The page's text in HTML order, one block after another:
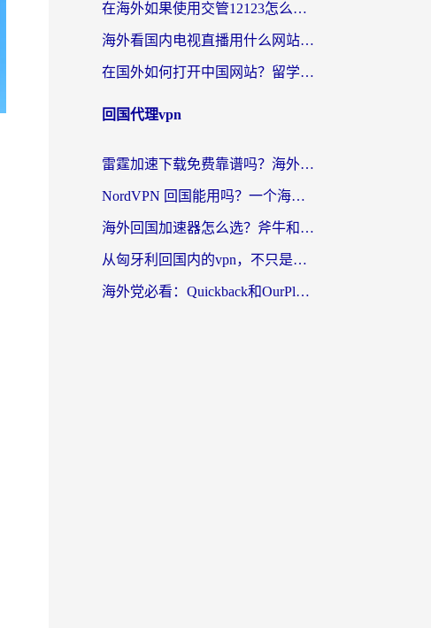
在海外如果使用交管12123怎么处理？留学生亲测有效的回国加速方案
海外看国内电视直播用什么网站比较好？一篇解决你所有追剧难题的实用指南
在国外如何打开中国网站？留学生与海外华人的无缝访问指南
回国代理vpn
雷霆加速下载免费靠谱吗？海外党选回国加速器的避坑指南（附热门工具对比）
NordVPN 回国能用吗？一个海外用户必须面对的真实困境
海外回国加速器怎么选？斧牛和海龟哪个好？一篇帮你避开坑的实用指南
从匈牙利回国内的vpn，不只是为了刷剧那么简单
海外党必看：Quickback和OurPlay好用吗？3分钟选对回国加速器，无缝刷剧玩游戏